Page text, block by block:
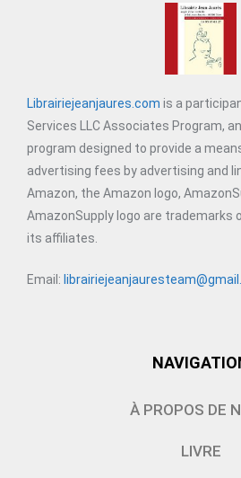
Librairiejeanjaures.com is a
Services LLC Associates Program,
program designed to provide a
advertising fees by advertising and
Amazon, the Amazon logo,
AmazonSupply logo are trademarks
its affiliates.
Email:
À PROPOS DE
LIVRE